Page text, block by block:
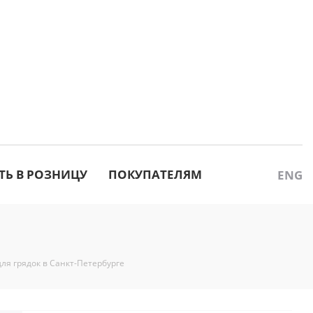
В РОЗНИЦУ ПОКУПАТЕЛЯМ ENG
грядок в Санкт-Петербурге